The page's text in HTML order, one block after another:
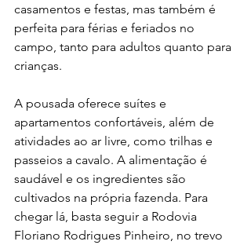
casamentos e festas, mas também é
perfeita para férias e feriados no
campo, tanto para adultos quanto para
crianças.
A pousada oferece suítes e
apartamentos confortáveis, além de
atividades ao ar livre, como trilhas e
passeios a cavalo. A alimentação é
saudável e os ingredientes são
cultivados na própria fazenda. Para
chegar lá, basta seguir a Rodovia
Floriano Rodrigues Pinheiro, no trevo